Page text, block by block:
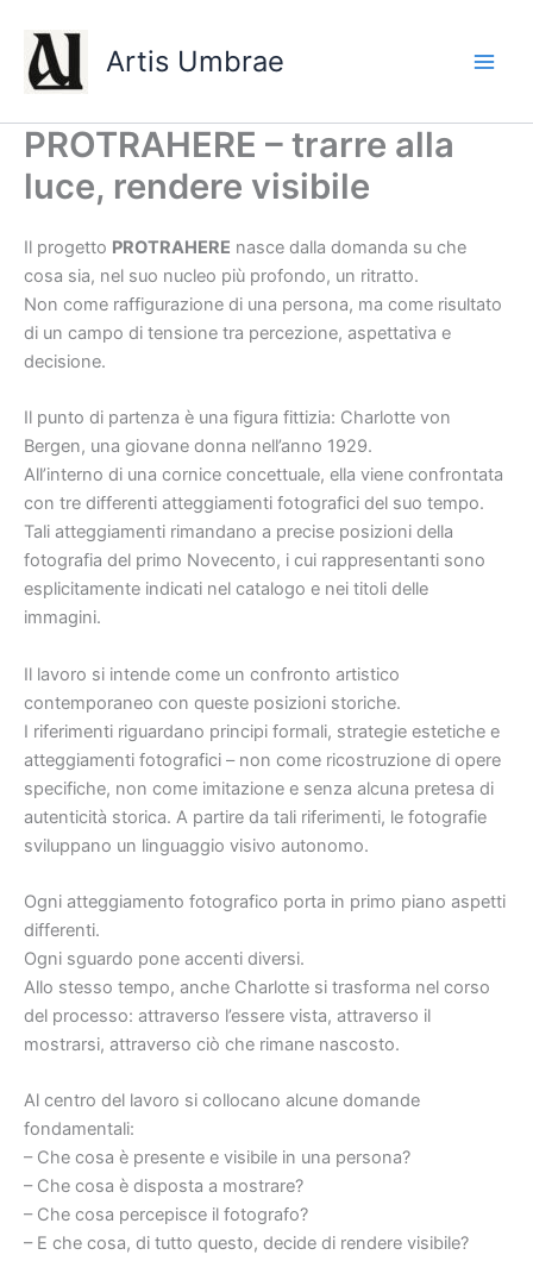
contenuto
Artis Umbrae
PROTRAHERE – trarre alla
luce, rendere visibile
Il progetto PROTRAHERE nasce dalla domanda su che
cosa sia, nel suo nucleo più profondo, un ritratto.
Non come raffigurazione di una persona, ma come risultato
di un campo di tensione tra percezione, aspettativa e
decisione.
Il punto di partenza è una figura fittizia: Charlotte von
Bergen, una giovane donna nell’anno 1929.
All’interno di una cornice concettuale, ella viene confrontata
con tre differenti atteggiamenti fotografici del suo tempo.
Tali atteggiamenti rimandano a precise posizioni della
fotografia del primo Novecento, i cui rappresentanti sono
esplicitamente indicati nel catalogo e nei titoli delle
immagini.
Il lavoro si intende come un confronto artistico
contemporaneo con queste posizioni storiche.
I riferimenti riguardano principi formali, strategie estetiche e
atteggiamenti fotografici – non come ricostruzione di opere
specifiche, non come imitazione e senza alcuna pretesa di
autenticità storica. A partire da tali riferimenti, le fotografie
sviluppano un linguaggio visivo autonomo.
Ogni atteggiamento fotografico porta in primo piano aspetti
differenti.
Ogni sguardo pone accenti diversi.
Allo stesso tempo, anche Charlotte si trasforma nel corso
del processo: attraverso l’essere vista, attraverso il
mostrarsi, attraverso ciò che rimane nascosto.
Al centro del lavoro si collocano alcune domande
fondamentali:
– Che cosa è presente e visibile in una persona?
– Che cosa è disposta a mostrare?
– Che cosa percepisce il fotografo?
– E che cosa, di tutto questo, decide di rendere visibile?